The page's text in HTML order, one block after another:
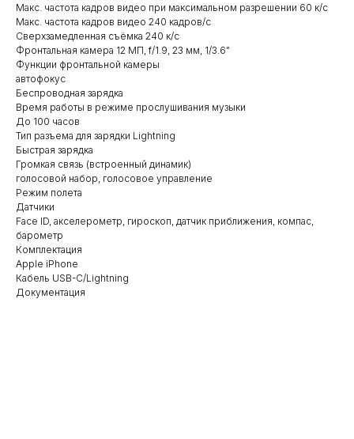
Макс. частота кадров видео при максимальном разрешении 60 к/с
Макс. частота кадров видео 240 кадров/с
Сверхзамедленная съёмка 240 к/с
Фронтальная камера 12 МП, f/1.9, 23 мм, 1/3.6"
Функции фронтальной камеры
автофокус
Беспроводная зарядка
Время работы в режиме прослушивания музыки
До 100 часов
Тип разъема для зарядки Lightning
Быстрая зарядка
Громкая связь (встроенный динамик)
голосовой набор, голосовое управление
Режим полета
Датчики
Face ID, акселерометр, гироскоп, датчик приближения, компас,
барометр
Комплектация
Apple iPhone
Кабель USB-C/Lightning
Документация